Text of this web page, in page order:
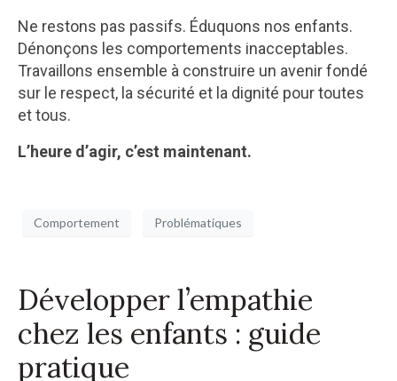
Ne restons pas passifs. Éduquons nos enfants.
Dénonçons les comportements inacceptables.
Travaillons ensemble à construire un avenir fondé
sur le respect, la sécurité et la dignité pour toutes
et tous.
L’heure d’agir, c’est maintenant.
Comportement Problématiques
Développer l’empathie
chez les enfants : guide
pratique